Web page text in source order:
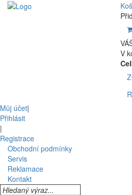
V
Můj účet|
Přihlásit
|
Registrace
Obchodní podmínky
Servis
Reklamace
Kontakt